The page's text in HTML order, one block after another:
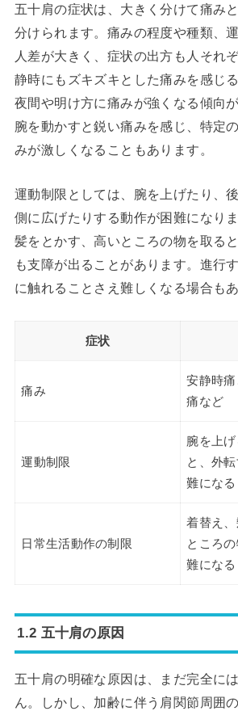
五十肩の症状は、大きく分けて痛み
分けられます。痛みの程度や種類、
人差が大きく、症状の出方も人それ
静時にもズキズキとした痛みを感じ
夜間や明け方に痛みが強くなる傾向
腕を動かすと鋭い痛みを感じ、特定
みが激しくなることもあります。
運動制限としては、腕を上げたり、
側に広げたりする動作が困難になり
髪をとかす、高いところの物を取る
も支障が出ることがあります。進行
に触れることさえ難しくなる場合もあ
症状
痛み
安静時
痛など
運動制限
腕を上
と、外
難になる
日常生活動作の制限
着替え
ところ
難になる
1.2 五十肩の原因
五十肩の明確な原因は、まだ完全に
ん。しかし、加齢に伴う肩関節周囲